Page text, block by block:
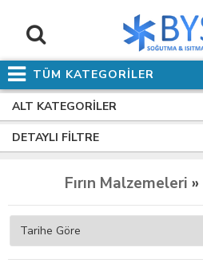
TÜM KATEGORİLER
ALT KATEGORILER
DETAYLI FILTRE
Fırın Malzemeleri »